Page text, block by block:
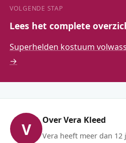
VOLGENDE STAP
Lees het complete
Superhelden kostuum
→
V Over Vera Kleed
Vera heeft meer dan